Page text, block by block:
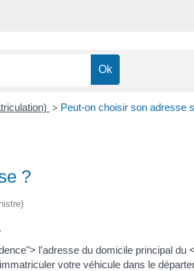
> Peut-on choisir son adresse
?
l'adresse du domicile principal du
votre véhicule dans le